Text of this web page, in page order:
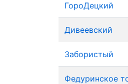
ГороДецкий
Дивеевский
Забористый
Федуринское